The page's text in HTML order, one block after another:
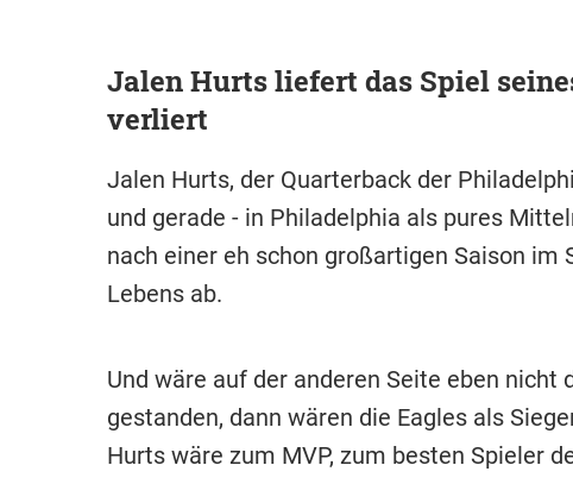
Jalen Hurts liefert das Spiel
verliert
Jalen Hurts, der Quarterback der
und gerade - in Philadelphia als pures
nach einer eh schon großartigen Saison im
Lebens ab.
Und wäre auf der anderen Seite eben nicht
gestanden, dann wären die Eagles als
Hurts wäre zum MVP, zum besten Spieler